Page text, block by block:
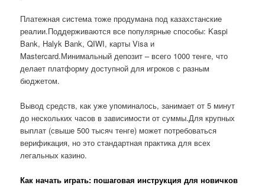
Платежная система тоже продумана под казахстанские
реалии.Поддерживаются все популярные способы: Kaspi
Bank, Halyk Bank, QIWI, карты Visa и
Mastercard.Минимальный депозит – всего 1000 тенге, что
делает платформу доступной для игроков с разным
бюджетом.
Вывод средств, как уже упоминалось, занимает от 5 минут
до нескольких часов в зависимости от суммы.Для крупных
выплат (свыше 500 тысяч тенге) может потребоваться
верификация, но это стандартная практика для всех
легальных казино.
Как начать играть: пошаговая инструкция для новичков